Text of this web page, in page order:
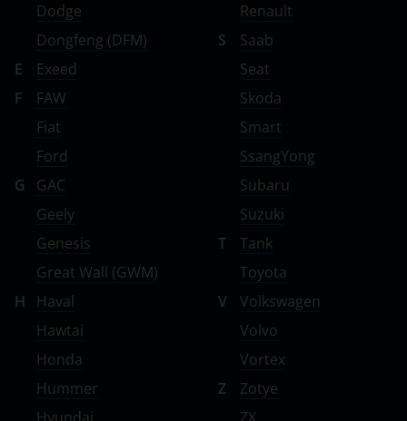
Dodge
Dongfeng (DFM)
E
Exeed
F
FAW
Fiat
Ford
G
GAC
Geely
Genesis
Great Wall (GWM)
H
Haval
Hawtai
Honda
Hummer
Renault
S
Saab
Seat
Skoda
Smart
SsangYong
Subaru
Suzuki
T
Tank
Toyota
V
Volkswagen
Volvo
Vortex
Z
Zotye